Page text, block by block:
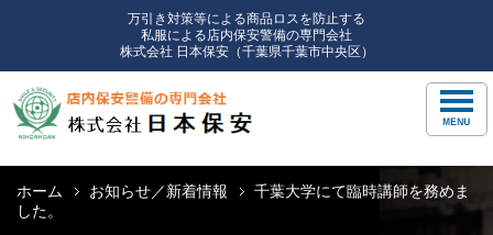
万引き対策等による商品ロスを防止する
私服による店内保安警備の専門会社
株式会社 日本保安（千葉県千葉市中央区）
ホーム お知らせ／新着情報
千葉大学にて臨時講師を務めま
した。